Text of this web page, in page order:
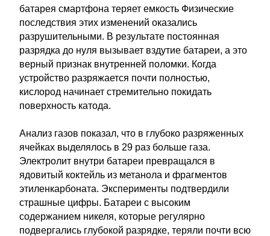
батарея смартфона теряет емкость Физические
последствия этих изменений оказались
разрушительными. В результате постоянная
разрядка до нуля вызывает вздутие батареи, а это
верный признак внутренней поломки. Когда
устройство разряжается почти полностью,
кислород начинает стремительно покидать
поверхность катода.
Анализ газов показал, что в глубоко разряженных
ячейках выделялось в 29 раз больше газа.
Электролит внутри батареи превращался в
ядовитый коктейль из метанола и фрагментов
этиленкарбоната. Эксперименты подтвердили
страшные цифры. Батареи с высоким
содержанием никеля, которые регулярно
подвергались глубокой разрядке, теряли почти всю